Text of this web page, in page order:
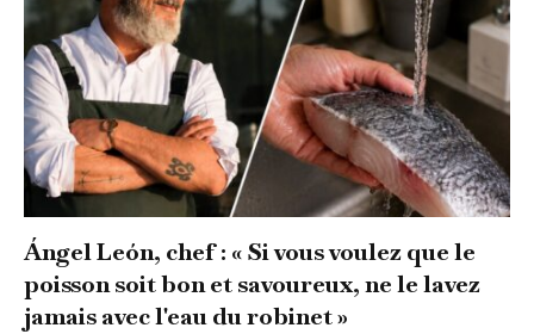
Ángel León, chef : « Si vous voulez que le
poisson soit bon et savoureux, ne le lavez
jamais avec l'eau du robinet »